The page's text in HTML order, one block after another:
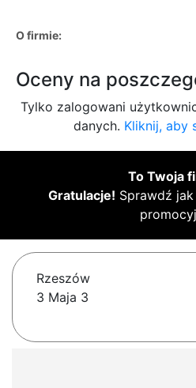
O firmie:
Oceny na
Tylko zalogowani
danych. Kliknij, aby
To Twoja
Gratulacje! Sprawdź
Rzeszów
3 Maja 3